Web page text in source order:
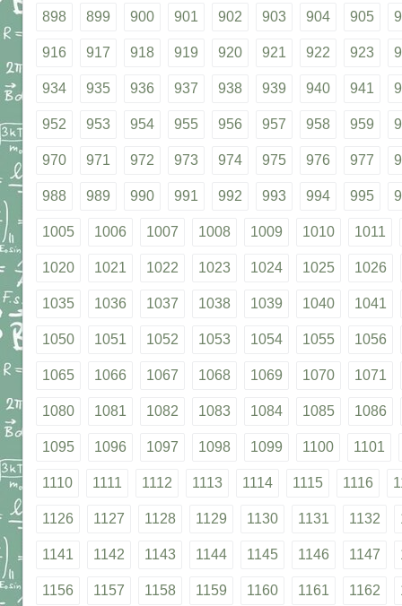
898 899 900 901 902 903 904 905
916 917 918 919 920 921 922 923
934 935 936 937 938 939 940 941
952 953 954 955 956 957 958 959
970 971 972 973 974 975 976 977
988 989 990 991 992 993 994 995
1005 1006 1007 1008 1009 1010 1011
1020 1021 1022 1023 1024 1025 1026
1035 1036 1037 1038 1039 1040 1041
1050 1051 1052 1053 1054 1055 1056
1065 1066 1067 1068 1069 1070 1071
1080 1081 1082 1083 1084 1085 1086
1095 1096 1097 1098 1099 1100 1101
1110 1111 1112 1113 1114 1115 1116
1126 1127 1128 1129 1130 1131 1132
1141 1142 1143 1144 1145 1146 1147
1156 1157 1158 1159 1160 1161 1162